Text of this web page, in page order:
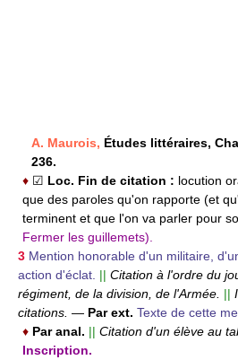
A. Maurois, Études littéraires,
236.
♦ ☑ Loc. Fin de citation : locution
que des paroles qu'on rapporte (et
terminent et que l'on va parler pour
Fermer les guillemets).
3 Mention honorable d'un militaire,
action d'éclat. || Citation à l'ordre du
régiment, de la division, de l'Armée. ||
citations. — Par ext. Texte de cette
♦ Par anal. || Citation d'un élève au
Inscription.